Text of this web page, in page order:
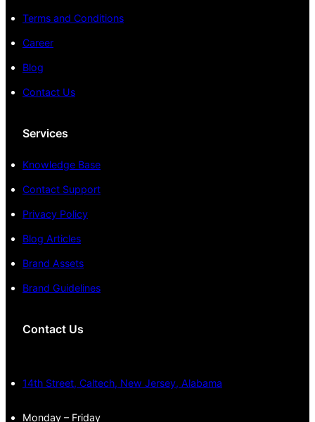
Terms and Conditions
Career
Blog
Contact Us
Services
Knowledge Base
Contact Support
Privacy Policy
Blog Articles
Brand Assets
Brand Guidelines
Contact Us
14th Street, Caltech, New Jersey, Alabama
Monday – Friday